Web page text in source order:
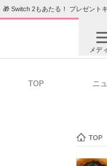
🎁 Switch 2もあたる！ プレゼント
メデ
TOP ニ
TOP